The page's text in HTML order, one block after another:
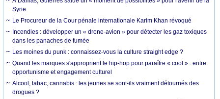
Syrie
Le Procureur de la Cour pénale internationale Karim Khan révoqué
Incendies : développer un « drone-avion » pour détecter les gaz toxiques
dans les panaches de fumée
Les moines du punk : connaissez-vous la culture straight edge ?
Quand les marques s'approprient le hip-hop pour paraître « cool » : entre
opportunisme et engagement culturel
Alcool, tabac, cannabis : les jeunes se sont-ils vraiment détournés des
drogues ?